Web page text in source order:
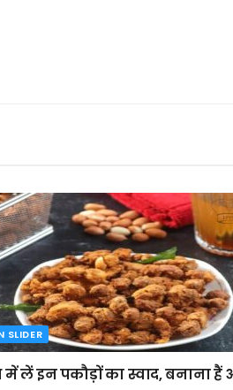
SLIDER
में लें इन पकौड़ों का स्वाद, बनाना